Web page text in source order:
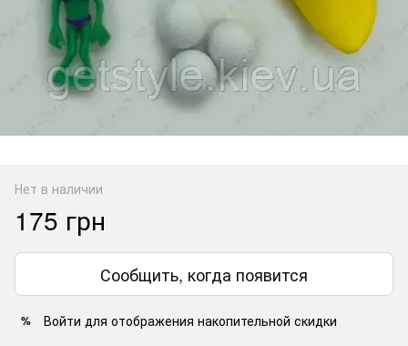
Нет в наличии
175 грн
Сообщить, когда появится
% Войти для отображения накопительной скидки